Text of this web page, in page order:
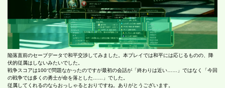
陥落直前のセーブデータで和平交渉してみました。本プレイでは和平には応じるものの、降
伏的従属はしないみたいでした。
戦争スコアは100で問題なかったのですが最初の会話が「終わりは近い……」ではなく「今回
の戦争では多くの勇士が命を落とした……」でした。
従属してくれるのならおっしゃるとおりですね。ありがとうございます。